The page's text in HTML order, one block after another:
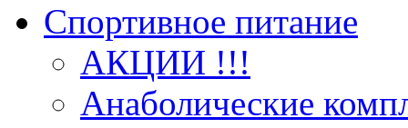
Спортивное питание
АКЦИИ !!!
Анаболические